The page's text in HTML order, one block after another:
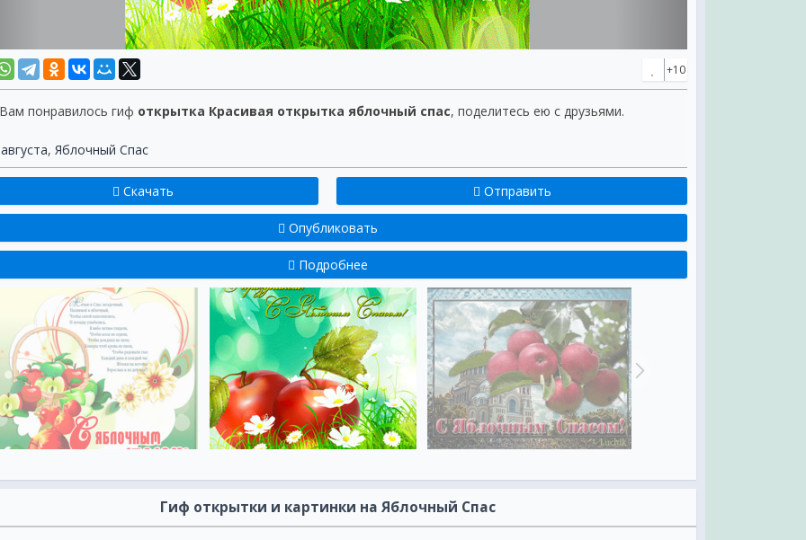
+10
понравилось гиф открытка Красивая открытка яблочный спас, поделитесь ею с друзьями.
, Яблочный Спас
Скачать Отправить
Опубликовать
Подробнее
Гиф открытки и картинки на Яблочный Спас